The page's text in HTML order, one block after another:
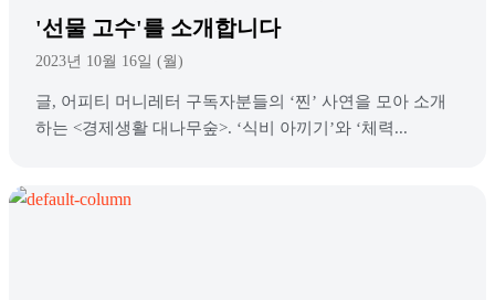
'선물 고수'를 소개합니다
2023년 10월 16일 (월)
글, 어피티 머니레터 구독자분들의 ‘찐’ 사연을 모아 소개
하는 <경제생활 대나무숲>. ‘식비 아끼기’와 ‘체력...